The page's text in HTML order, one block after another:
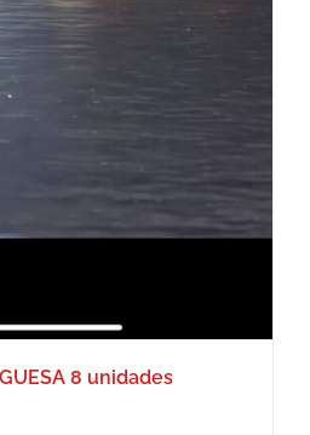
8 unidades